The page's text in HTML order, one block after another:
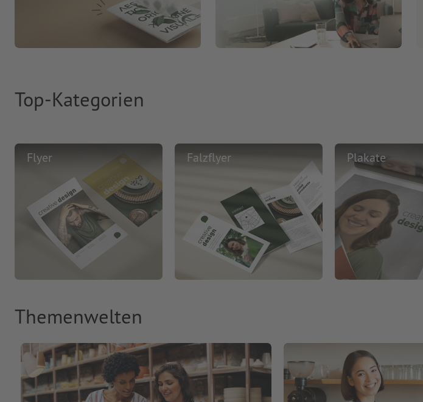
Top-Kategorien
Flyer Falzflyer Plakate
Themenwelten